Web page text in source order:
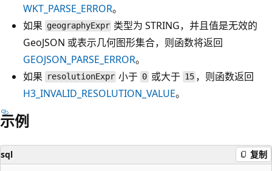
WKT_PARSE_ERROR。
如果 geographyExpr 类型为 STRING，并且值是无效的
GeoJSON 或表示几何图形集合，则函数将返回
GEOJSON_PARSE_ERROR。
如果
resolutionExpr 小于 0或大于 15 ，则函数返回
H3_INVALID_RESOLUTION_VALUE。
示例
sql 复制